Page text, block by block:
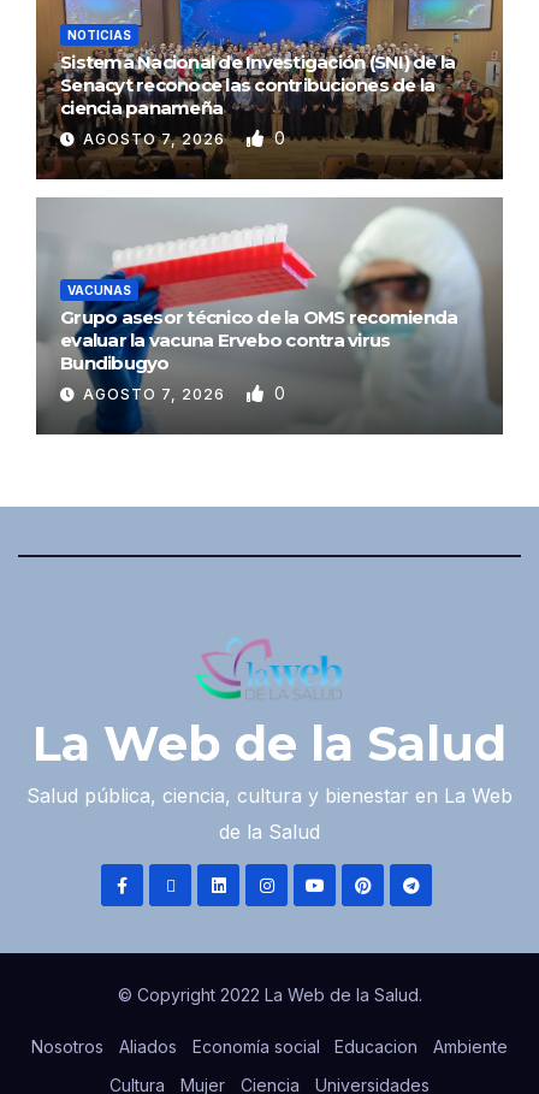
NOTICIAS
Sistema Nacional de Investigación (SNI) de la
Senacyt reconoce las contribuciones de la
ciencia panameña
AGOSTO 7, 2026 0
VACUNAS
Grupo asesor técnico de la OMS recomienda
evaluar la vacuna Ervebo contra virus
Bundibugyo
AGOSTO 7, 2026 0
La Web de la Salud
Salud pública, ciencia, cultura y bienestar en La Web
de la Salud
© Copyright 2022 La Web de la Salud.
Nosotros Aliados Economía social Educacion
Ambiente
Cultura
Mujer Ciencia Universidades